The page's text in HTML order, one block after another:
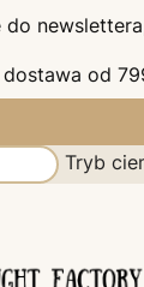
do
od
Tryb